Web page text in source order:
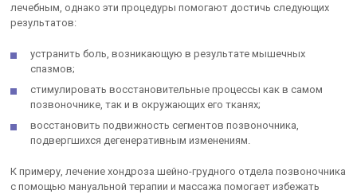
лечебным, однако эти процедуры помогают достичь следующих
результатов:
устранить боль, возникающую в результате мышечных
спазмов;
стимулировать восстановительные процессы как в самом
позвоночнике, так и в окружающих его тканях;
восстановить подвижность сегментов позвоночника,
подвергшихся дегенеративным изменениям.
К примеру, лечение хондроза шейно-грудного отдела позвоночника
с помощью мануальной терапии и массажа помогает избежать